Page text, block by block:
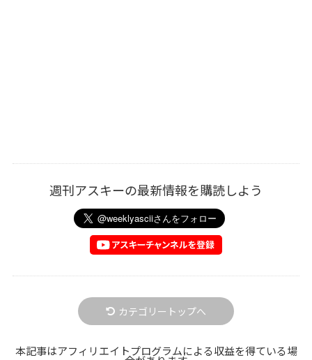
週刊アスキーの最新情報を購読しよう
カテゴリートップへ
本記事はアフィリエイトプログラムによる収益を得ている場